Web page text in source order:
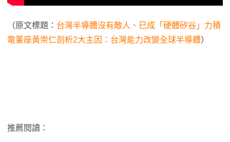
（原文標題： 台灣半導體沒有敵人、已成「硬體矽谷」力積
電董座黃崇仁剖析2大主因：台灣能力改變全球半導體）
推薦閱讀：